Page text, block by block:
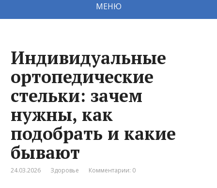
МЕНЮ
Индивидуальные
ортопедические
стельки: зачем
нужны, как
подобрать и какие
бывают
24.03.2026 Здоровье Комментарии: 0